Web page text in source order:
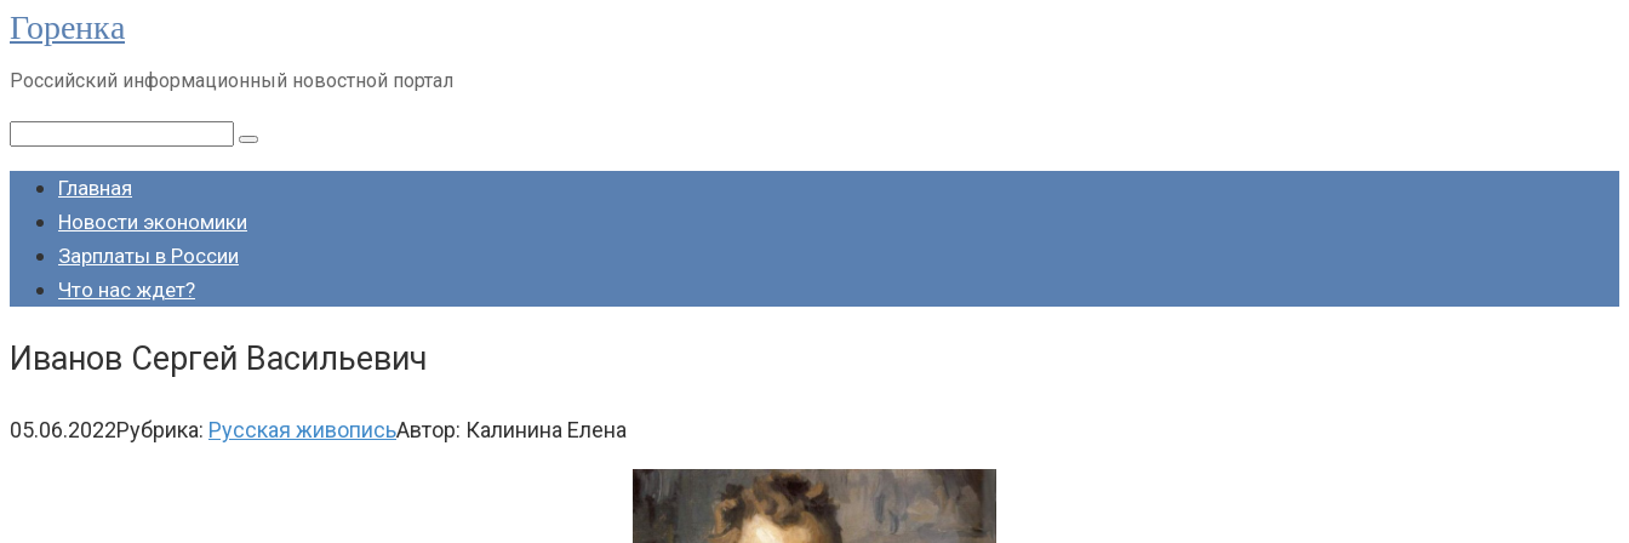
Перейти
контенту
Горенка
Российский информационный новостной портал
Поиск:
Главная
Новости экономики
Зарплаты в России
Что нас ждет?
Иванов Сергей Васильевич
05.06.2022Рубрика: Русская живописьАвтор: Калинина Елена